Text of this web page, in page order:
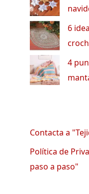
6
4
Contacta a
Política de
paso a paso"